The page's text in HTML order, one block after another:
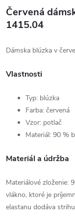
Červená
1415.04
Dámska blúzka v
Vlastnosti
Typ: blúzka
Farba: červená
Vzor: potlač
Materiál: 90 %
Materiál a údržba
Materiálové zloženie:
vlákno, ktoré je
elastanu dodáva